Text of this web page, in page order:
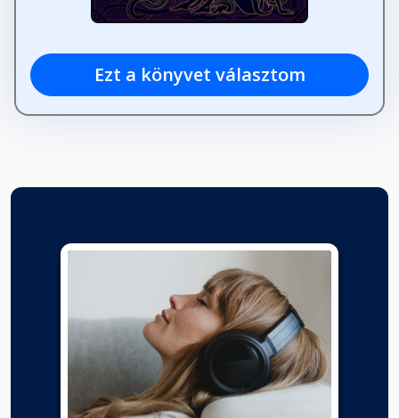
Ezt a könyvet választom